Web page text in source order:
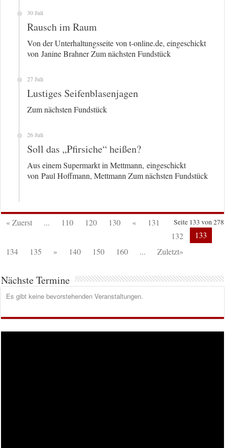
30 Juli
Rausch im Raum
Von der Unterhaltungsseite von t-online.de, eingeschickt
von Janine Brahner Zum nächsten Fundstück
27 Juli
Lustiges Seifenblasenjagen
Zum nächsten Fundstück
26 Juli
Soll das „Pfirsiche“ heißen?
Aus einem Supermarkt in Mettmann, eingeschickt
von Paul Hoffmann, Mettmann Zum nächsten Fundstück
Seite 133 von 278
« Zuerst ... 110 120 130 «
131
132
133
134
135 » 140 150 160 ... Zuletzt»
Nächste Termine
Es gibt keine bevorstehenden Veranstaltungen.